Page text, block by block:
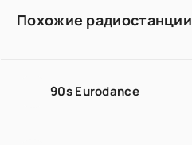
Похожие радиостанции
90s Eurodance